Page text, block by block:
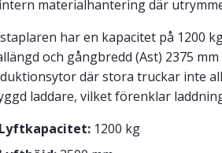
materialhantering där
har en kapacitet på 1200
och gångbredd (Ast) 2375
där stora truckar inte
laddare, vilket förenklar
Lyftkapacitet: 1200 kg